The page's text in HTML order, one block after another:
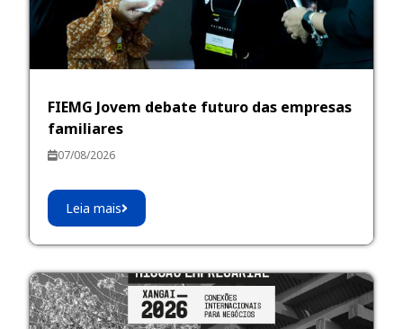
FIEMG Jovem debate futuro das empresas
familiares
07/08/2026
Leia mais